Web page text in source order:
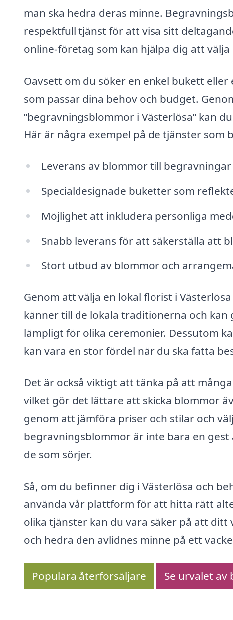
man ska hedra deras minne.
respektfull tjänst för att visa sitt
online-företag som kan hjälpa dig att
Oavsett om du söker en enkel bukett
som passar dina behov och budget.
”begravningsblommor i Västerlösa” kan
Här är några exempel på de tjänster som
Leverans av blommor till
Specialdesignade buketter som
Möjlighet att inkludera personliga
Snabb leverans för att säkerställa att
Stort utbud av blommor och
Genom att välja en lokal florist i
känner till de lokala traditionerna och
lämpligt för olika ceremonier. Dessutom
kan vara en stor fördel när du ska fatta
Det är också viktigt att tänka på att
vilket gör det lättare att skicka blommor
genom att jämföra priser och stilar och
begravningsblommor är inte bara en
de som sörjer.
Så, om du befinner dig i Västerlösa och
använda vår plattform för att hitta rätt
olika tjänster kan du vara säker på att
och hedra den avlidnes minne på ett
Populära återförsäljare Se urvalet av